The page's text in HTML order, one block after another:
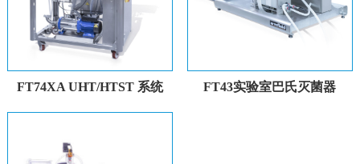
FT74XA UHT/HTST 系统 FT43实验室巴氏灭菌器